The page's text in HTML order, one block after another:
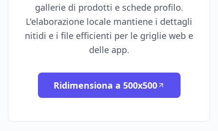
gallerie di prodotti e schede profilo.
L'elaborazione locale mantiene i dettagli
nitidi e i file efficienti per le griglie web e
delle app.
Ridimensiona a 500x500